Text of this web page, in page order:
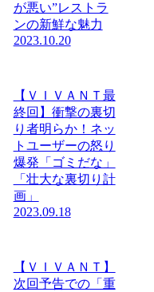
が悪い”レストラ
ンの新鮮な魅力
2023.10.20
【ＶＩＶＡＮＴ最
終回】衝撃の裏切
り者明らか！ネッ
トユーザーの怒り
爆発「ゴミだな」
「壮大な裏切り計
画」
2023.09.18
【ＶＩＶＡＮＴ】
次回予告での「重